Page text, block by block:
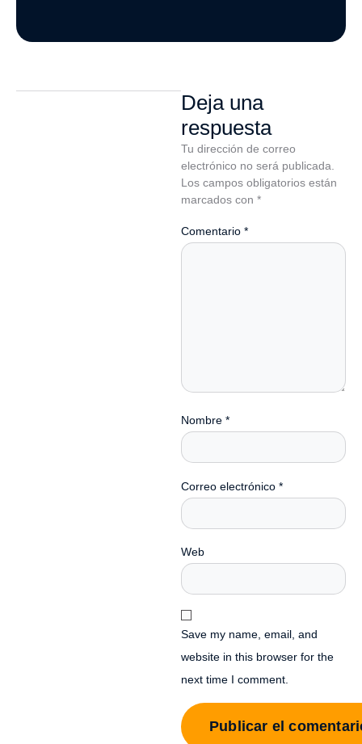
Deja una
respuesta
Tu dirección de correo
electrónico no será publicada.
Los campos obligatorios están
marcados con *
Comentario *
Nombre *
Correo electrónico *
Web
Save my name, email, and
website in this browser for the
next time I comment.